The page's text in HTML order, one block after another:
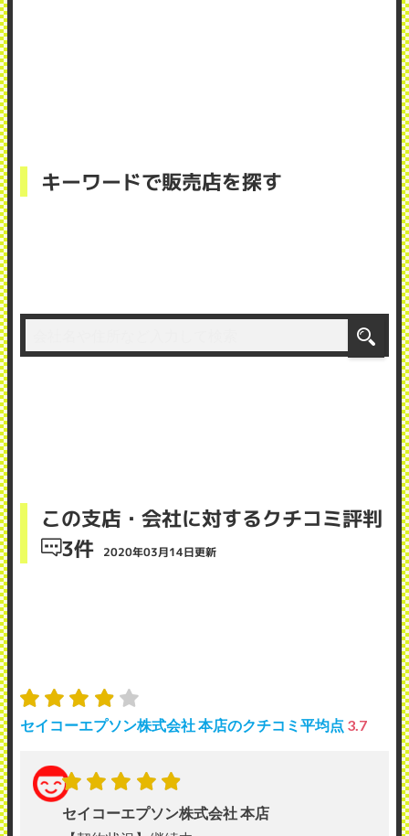
キーワードで販売店を探す
この支店・会社に対するクチコミ評判
3件
2020年03月14日更新
セイコーエプソン株式会社 本店のクチコミ平均点 3.7
セイコーエプソン株式会社 本店